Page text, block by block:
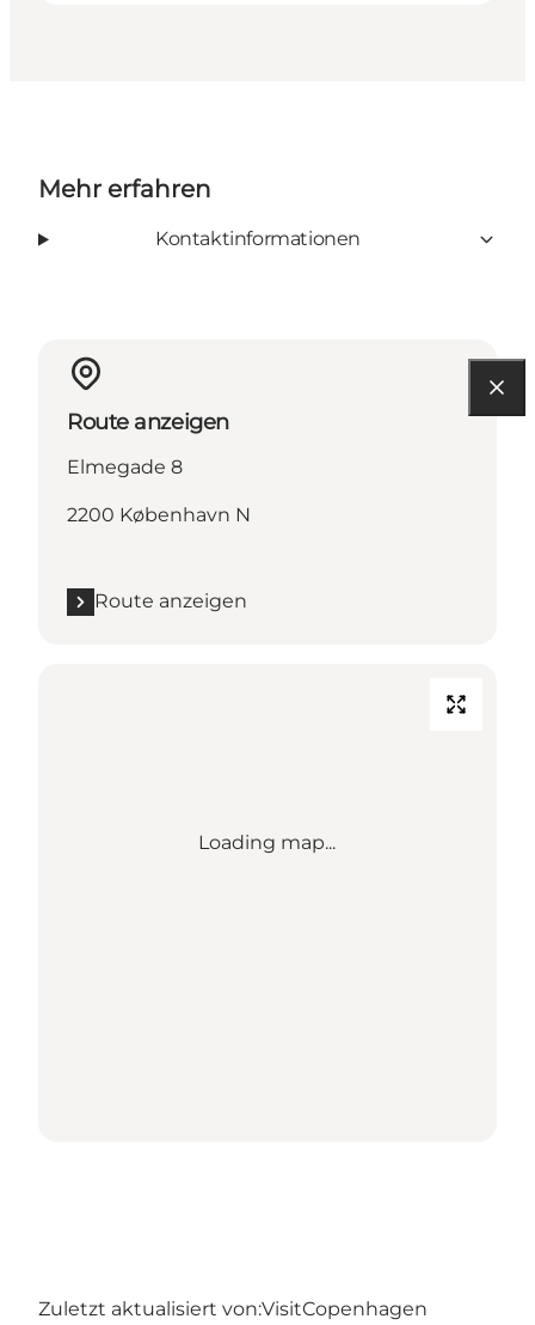
Mehr erfahren
Kontaktinformationen
Route anzeigen
Elmegade 8
2200 København N
Route anzeigen
Loading map...
Zuletzt aktualisiert von:VisitCopenhagen